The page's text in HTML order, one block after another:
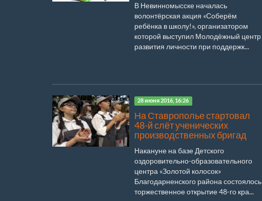
В Невинномысске началась
волонтёрская акция «Соберём
ребёнка в школу!», организатором
которой выступил Молодёжный центр
развития личности при поддержк...
28 июня 2016, 16:26
На Ставрополье стартовал
48-й слёт ученических
производственных бригад
Накануне на базе Детского
оздоровительно-образовательного
центра «Золотой колосок»
Благодарненского района состоялось
торжественное открытие 48-го кра...